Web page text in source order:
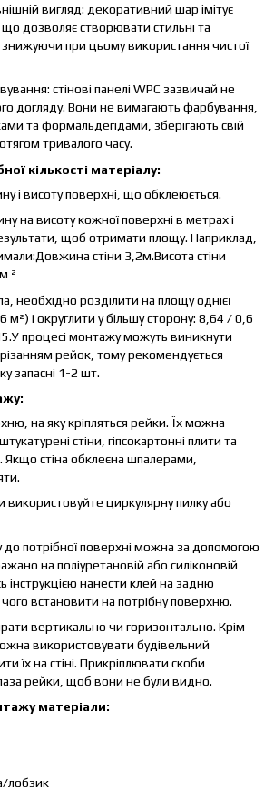
вигляд: декоративний шар імітує
дозволяє створювати стильні та
знижуючи при цьому використання чистої
стінові панелі WPC зазвичай не
догляду. Вони не вимагають фарбування,
та формальдегідами, зберігають свій
тривалого часу.
кількості матеріалу:
і висоту поверхні, що обклеюється.
на висоту кожної поверхні в метрах і
щоб отримати площу. Наприклад,
стіни 3,2м.Висота стіни
²
необхідно розділити на площу однієї
і округлити у більшу сторону: 8,64 / 0,6
процесі монтажу можуть виникнути
рейок, тому рекомендується
запасні 1-2 шт.
на яку кріпляться рейки. Їх можна
стіни, гіпсокартонні плити та
Якщо стіна обклеєна шпалерами,
використовуйте циркулярну пилку або
до потрібної поверхні можна за допомогою
на поліуретановій або силіконовій
інструкцією нанести клей на задню
чого встановити на потрібну поверхню.
вертикально чи горизонтально. Крім
використовувати будівельний
їх на стіні. Прикріплювати скоби
рейки, щоб вони не були видно.
матеріали:
лобзик